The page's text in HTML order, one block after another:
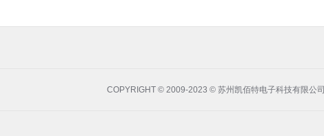
COPYRIGHT © 2009-2023 © 苏州凯佰特电子科技有限公司